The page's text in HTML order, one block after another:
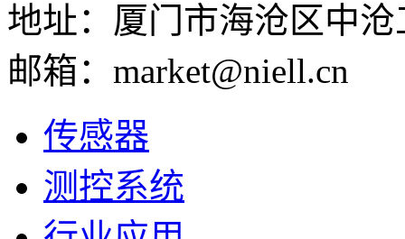
地址：厦门市海沧区中
邮箱：market@niell.cn
传感器
测控系统